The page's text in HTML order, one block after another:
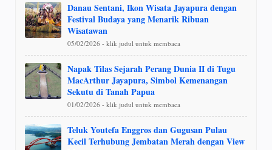
Danau Sentani, Ikon Wisata Jayapura dengan
Festival Budaya yang Menarik Ribuan
Wisatawan
05/02/2026 - klik judul untuk membaca
Napak Tilas Sejarah Perang Dunia II di Tugu
MacArthur Jayapura, Simbol Kemenangan
Sekutu di Tanah Papua
01/02/2026 - klik judul untuk membaca
Teluk Youtefa Enggros dan Gugusan Pulau
Kecil Terhubung Jembatan Merah dengan View